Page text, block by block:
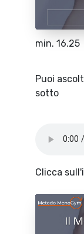
min. 16.25
Puoi
sotto
Clicca